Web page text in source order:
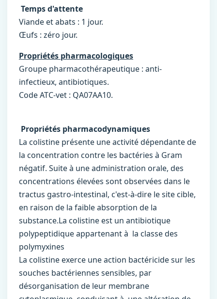
Temps d'attente
Viande et abats : 1 jour.
Œufs : zéro jour.
Propriétés pharmacologiques
Groupe pharmacothérapeutique : anti-
infectieux, antibiotiques.
Code ATC-vet : QA07AA10.
Propriétés pharmacodynamiques
La colistine présente une activité dépendante de
la concentration contre les bactéries à Gram
négatif. Suite à une administration orale, des
concentrations élevées sont observées dans le
tractus gastro-intestinal, c'est-à-dire le site cible,
en raison de la faible absorption de la
substance.La colistine est un antibiotique
polypeptidique appartenant à la classe des
polymyxines
La colistine exerce une action bactéricide sur les
souches bactériennes sensibles, par
désorganisation de leur membrane